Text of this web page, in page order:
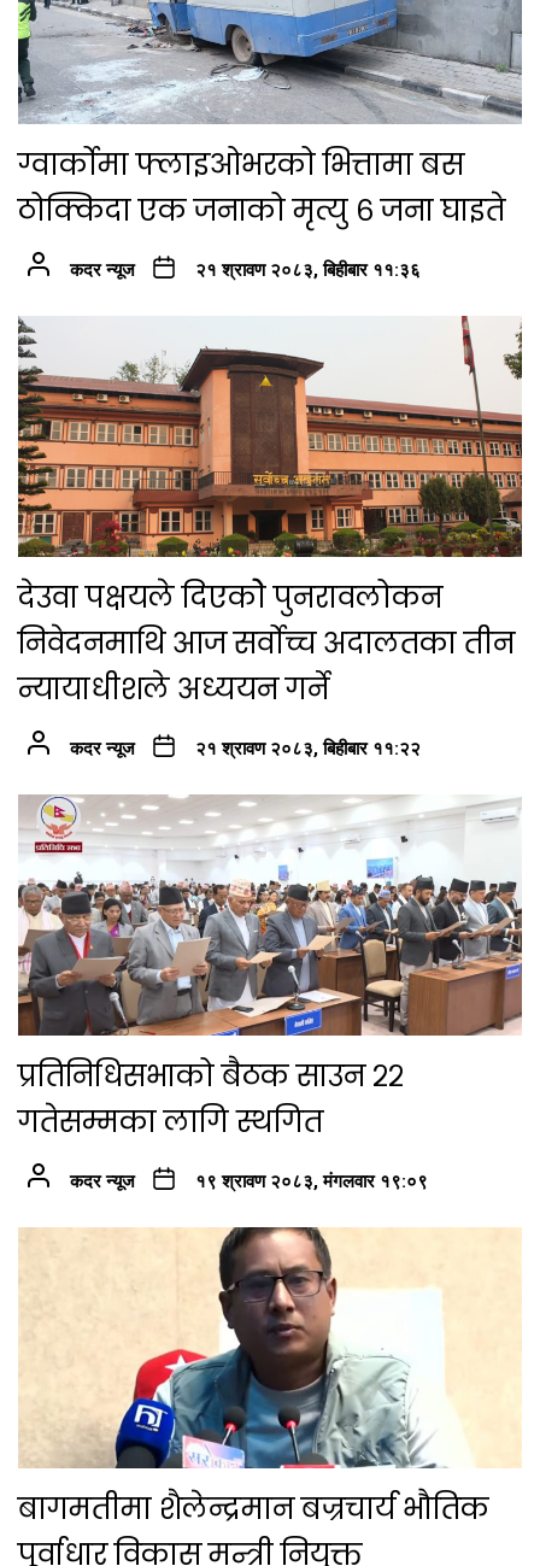
ग्वार्कोमा फ्लाइओभरको भित्तामा बस
ठोक्किदा एक जनाको मृत्यु ६ जना घाइते
कदर न्यूज २१ श्रावण २०८३, बिहीबार ११:३६
देउवा पक्षयले दिएकोे पुनरावलोकन
निवेदनमाथि आज सर्वोच्च अदालतका तीन
न्यायाधीशले अध्ययन गर्ने
कदर न्यूज २१ श्रावण २०८३, बिहीबार ११:२२
प्रतिनिधिसभाको बैठक साउन २२
गतेसम्मका लागि स्थगित
कदर न्यूज १९ श्रावण २०८३, मंगलवार १९:०९
बागमतीमा शैलेन्द्रमान बज्रचार्य भौतिक
पूर्वाधार विकास मन्त्री नियुक्त